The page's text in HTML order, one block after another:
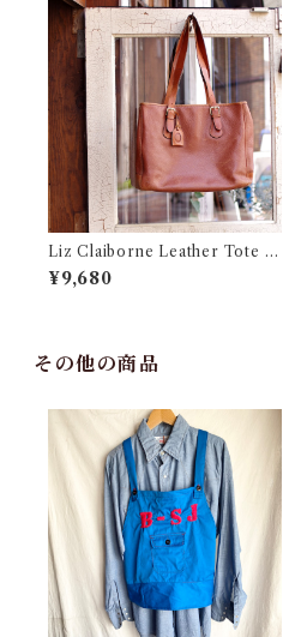
古着
Liz Claiborne Leather Tote B
ag / リズ クレイボーン レザー ト
ートバック 古着
¥9,680
その他の商品